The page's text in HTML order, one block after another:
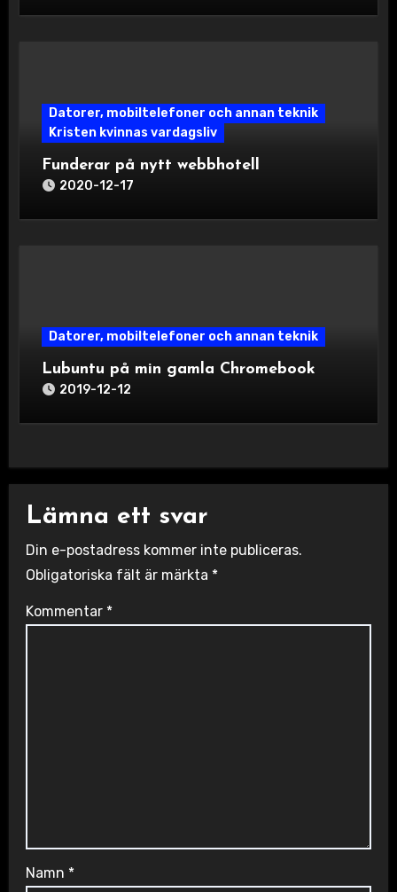
Datorer, mobiltelefoner och annan teknik
Kristen kvinnas vardagsliv
Funderar på nytt webbhotell
2020-12-17
Datorer, mobiltelefoner och annan teknik
Lubuntu på min gamla Chromebook
2019-12-12
Lämna ett svar
Din e-postadress kommer inte publiceras.
Obligatoriska fält är märkta *
Kommentar *
Namn *